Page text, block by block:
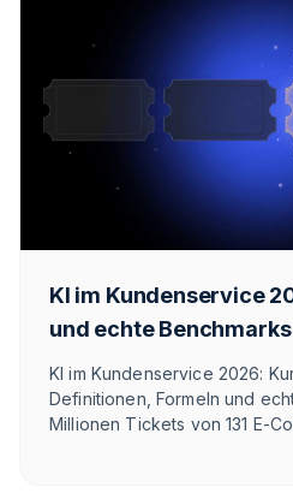
KI im Kundenservice
und echte
Tickets
KI im Kundenservice 2026:
Definitionen, Formeln und
Millionen Tickets von 131 E-